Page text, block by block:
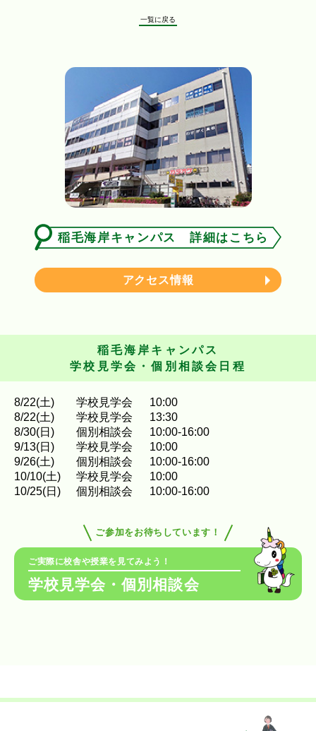
一覧に戻る
稲毛海岸キャンパス 詳細はこちら
アクセス情報
稲毛海岸キャンパス
学校見学会・個別相談会日程
8/22(土) 学校見学会
10:00
8/22(土) 学校見学会
13:30
8/30(日) 個別相談会
10:00-16:00
9/13(日) 学校見学会
10:00
9/26(土) 個別相談会
10:00-16:00
10/10(土) 学校見学会
10:00
10/25(日) 個別相談会 10:00-16:00
ご参加をお待ちしています！
ご実際に校舎や授業を見てみよう！
学校見学会・個別相談会